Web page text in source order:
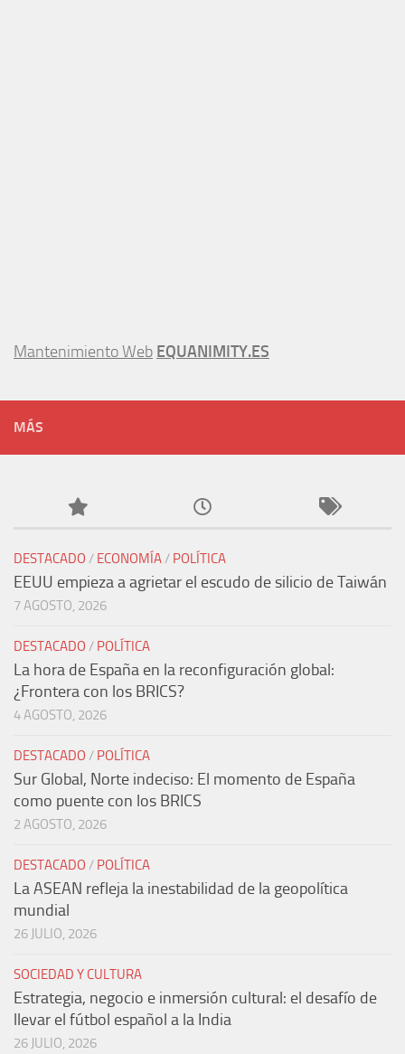
Mantenimiento Web EQUANIMITY.ES
MÁS
DESTACADO / ECONOMÍA/ POLÍTICA
EEUU empieza a agrietar el escudo de silicio de Taiwán
7 AGOSTO, 2026
DESTACADO / POLÍTICA
La hora de España en la reconfiguración global:
¿Frontera con los BRICS?
4 AGOSTO, 2026
DESTACADO / POLÍTICA
Sur Global, Norte indeciso: El momento de España
como puente con los BRICS
2 AGOSTO, 2026
DESTACADO / POLÍTICA
La ASEAN refleja la inestabilidad de la geopolítica
mundial
26 JULIO, 2026
SOCIEDAD Y CULTURA
Estrategia, negocio e inmersión cultural: el desafío de
llevar el fútbol español a la India
26 JULIO, 2026